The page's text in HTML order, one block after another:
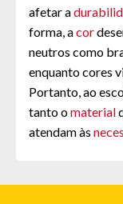
afetar a
forma, acor
neutros como
enquanto cores
Portanto, ao
tanto omaterial
atendam às